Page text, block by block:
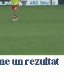
un rezultat